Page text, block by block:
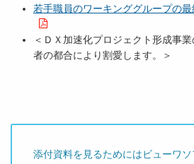
若手職員のワーキンググループの
＜ＤＸ加速化プロジェクト形成事
者の都合により割愛します。＞
添付資料を見るためにはビューワ